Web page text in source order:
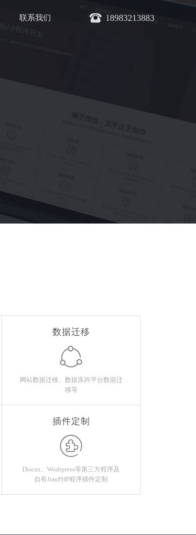
18983213883
联系我们
数据迁移
网站数据迁移、数据库跨平台数据迁
移等
插件定制
Discuz、Wodrpress等第三方程序及
自有JianPHP程序插件定制